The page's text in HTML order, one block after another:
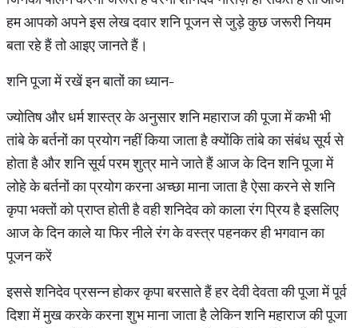
हम आपको अपने इस लेख दवार शनि पूजन से जुड़े कुछ जरूरी नियम
बता रहे हैं तो आइए जानते हैं।
शनि पूजा में रखें इन बातों का ध्यान-
ज्योतिष और धर्म शास्त्र के अनुसार शनि महाराज की पूजा में कभी भी
तांबे के बर्तनों का प्रयोग नहीं किया जाता है क्योंकि तांबे का संबंध सूर्य से
होता है और शनि सूर्य परम शुत्र माने जाते हैं आज के दिन शनि पूजा में
लोहे के बर्तनों का प्रयोग करना अच्छा माना जाता है ऐसा करने से शनि
कृपा भक्तों को प्राप्त होती है वही शनिदेव को काला रंग प्रिय है इसलिए
आज के दिन काले या फिर नीले रंग के वस्त्र पहनकर ही भगवान का
पूजन करें
इससे शनिदेव प्रसन्न होकर कृपा बरसाते हैं हर देवी देवता की पूजा में पूर्व
दिशा में मुख करके करना शुभ माना जाता है लेकिन शनि महाराज की पूजा